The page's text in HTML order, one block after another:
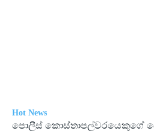
Hot News
පොලීස් කොස්තාපල්වරයෙකුගේ